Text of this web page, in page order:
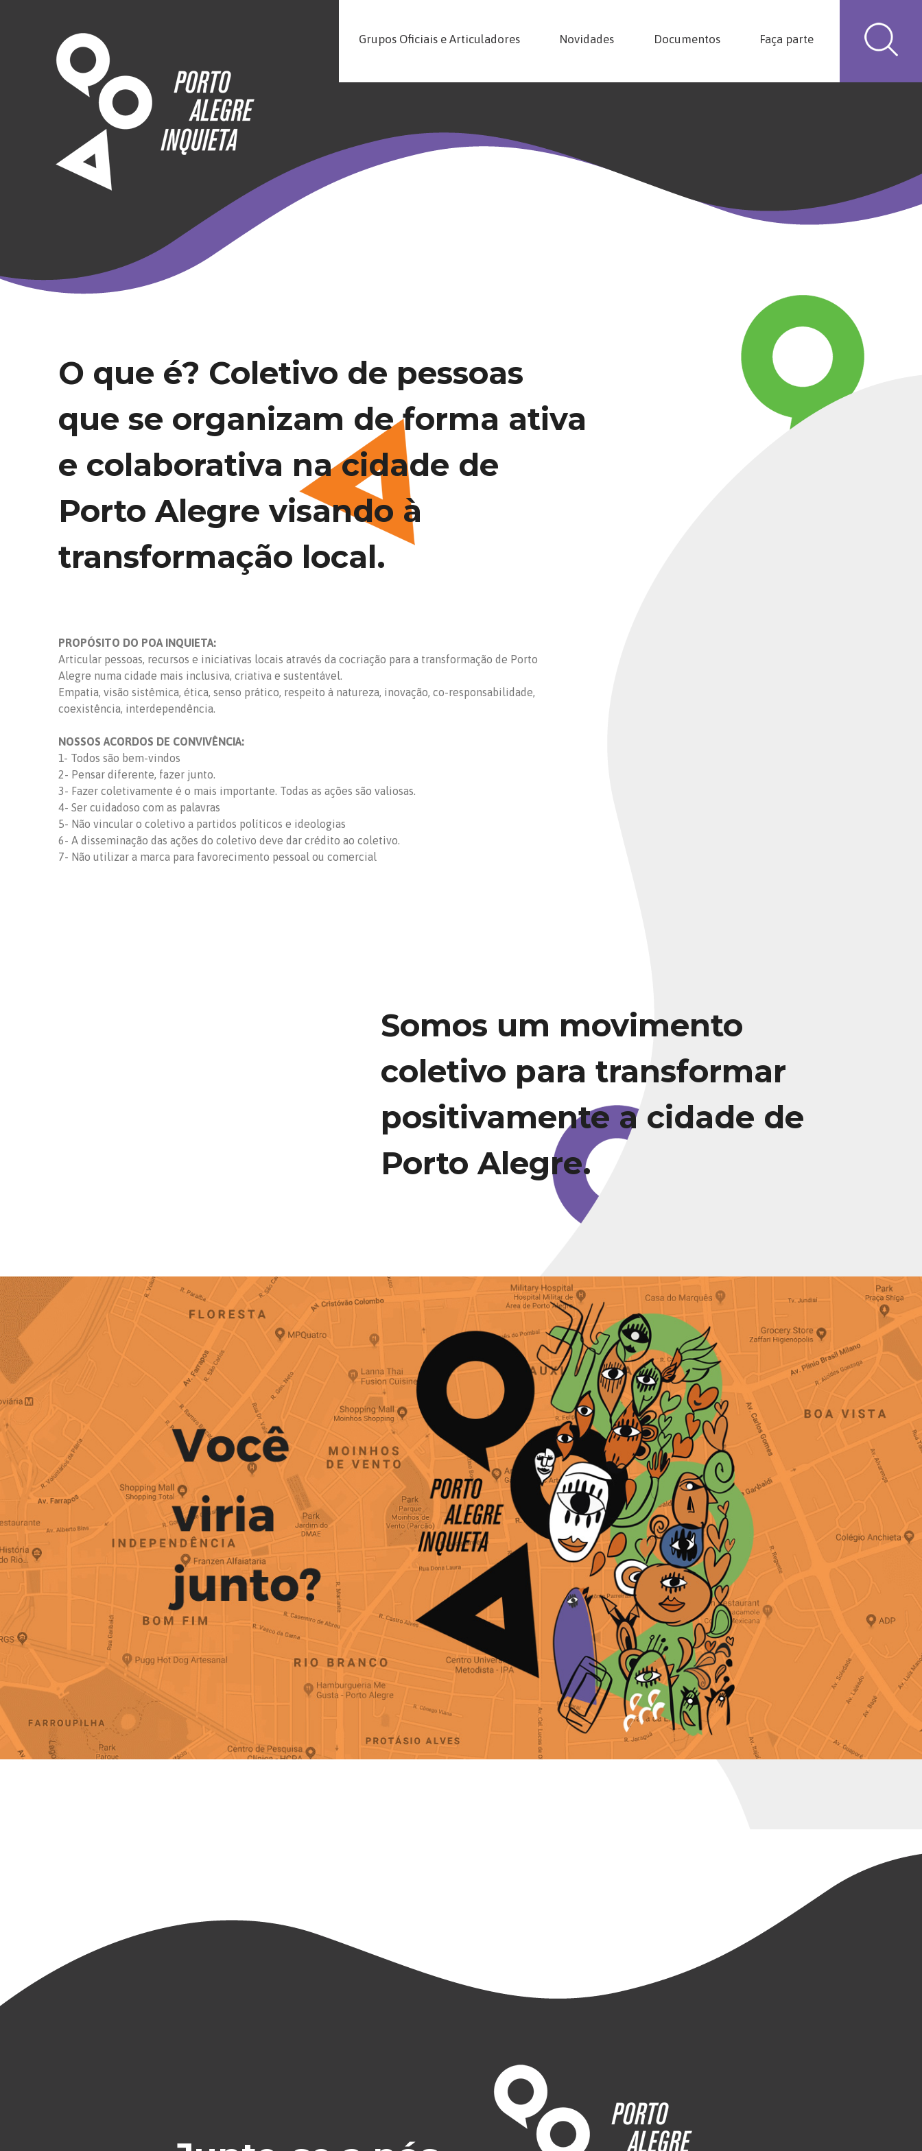
Grupos Oficiais e Articuladores Novidades Documentos Faça parte
O que é? Coletivo de pessoas
que se organizam de forma ativa
e colaborativa na cidade de
Porto Alegre visando à
transformação local.
PROPÓSITO DO POA INQUIETA:
Articular pessoas, recursos e iniciativas locais através da cocriação para a transformação de Porto
Alegre numa cidade mais inclusiva, criativa e sustentável.
Empatia, visão sistêmica, ética, senso prático, respeito à natureza, inovação, co-responsabilidade,
coexistência, interdependência.
NOSSOS ACORDOS DE CONVIVÊNCIA:
1- Todos são bem-vindos
2- Pensar diferente, fazer junto.
3- Fazer coletivamente é o mais importante. Todas as ações são valiosas.
4- Ser cuidadoso com as palavras
5- Não vincular o coletivo a partidos políticos e ideologias
6- A disseminação das ações do coletivo deve dar crédito ao coletivo.
7- Não utilizar a marca para favorecimento pessoal ou comercial
Somos um movimento
coletivo para transformar
positivamente a cidade de
Porto Alegre.